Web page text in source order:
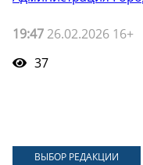
19:47 26.02.2026 16+
37
ВЫБОР РЕДАКЦИИ